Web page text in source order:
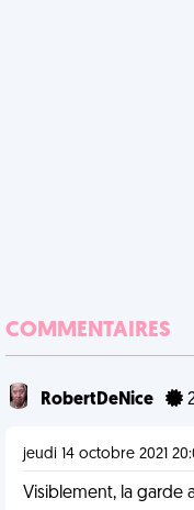
COMMENTAIRES
RobertDeNice
jeudi 14 octobre 2021
Visiblement, la garde